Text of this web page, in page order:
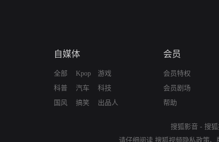
自媒体
全部
科普
国风
Kpop
汽车
搞笑
游戏
科技
出品人
会员
会员特权
会员剧场
帮助
搜狐影音 - 搜
请仔细阅读 搜狐视频隐私政策、